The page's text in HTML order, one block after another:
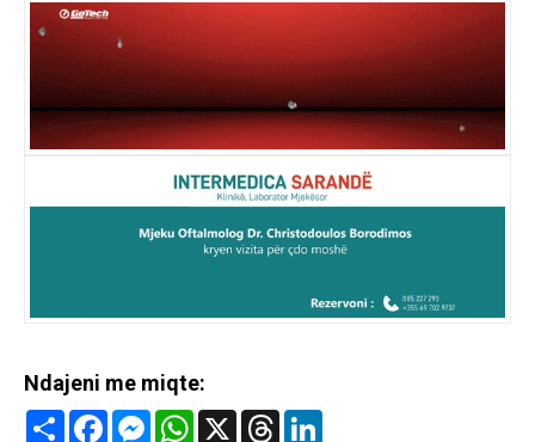
Ndajeni me miqte:
Share FacebookMessenger
WhatsApp
X Threads